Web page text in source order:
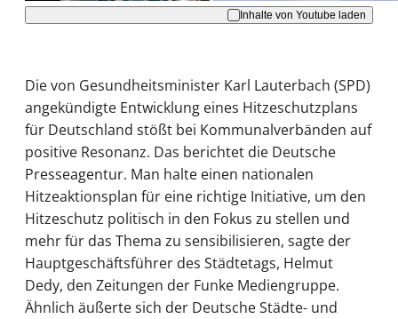
Inhalte von Youtube laden
Die von Gesundheitsminister Karl Lauterbach (SPD)
angekündigte Entwicklung eines Hitzeschutzplans
für Deutschland stößt bei Kommunalverbänden auf
positive Resonanz. Das berichtet die Deutsche
Presseagentur. Man halte einen nationalen
Hitzeaktionsplan für eine richtige Initiative, um den
Hitzeschutz politisch in den Fokus zu stellen und
mehr für das Thema zu sensibilisieren, sagte der
Hauptgeschäftsführer des Städtetags, Helmut
Dedy, den Zeitungen der Funke Mediengruppe.
Ähnlich äußerte sich der Deutsche Städte- und